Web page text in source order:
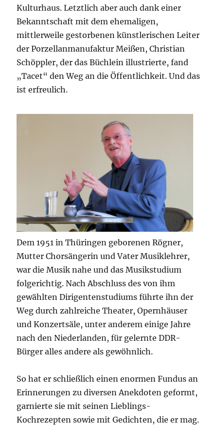
Kulturhaus. Letztlich aber auch dank einer
Bekanntschaft mit dem ehemaligen,
mittlerweile gestorbenen künstlerischen Leiter
der Porzellanmanufaktur Meißen, Christian
Schöppler, der das Büchlein illustrierte, fand
„Tacet“ den Weg an die Öffentlichkeit. Und das
ist erfreulich.
Dem 1951 in Thüringen geborenen Rögner,
Mutter Chorsängerin und Vater Musiklehrer,
war die Musik nahe und das Musikstudium
folgerichtig. Nach Abschluss des von ihm
gewählten Dirigentenstudiums führte ihn der
Weg durch zahlreiche Theater, Opernhäuser
und Konzertsäle, unter anderem einige Jahre
nach den Niederlanden, für gelernte DDR-
Bürger alles andere als gewöhnlich.
So hat er schließlich einen enormen Fundus an
Erinnerungen zu diversen Anekdoten geformt,
garnierte sie mit seinen Lieblings-
Kochrezepten sowie mit Gedichten, die er mag.